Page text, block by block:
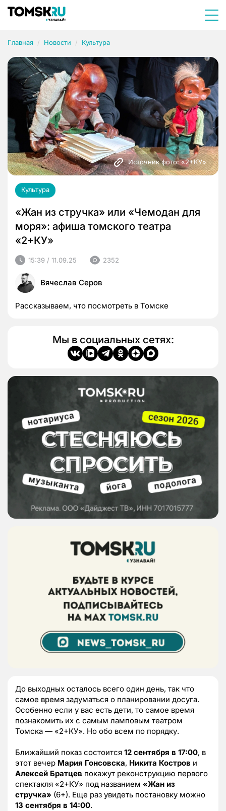
Главная Новости Культура
Источник фото: «2+КУ»
Культура
«Жан из стручка» или «Чемодан для
моря»: афиша томского театра
«2+КУ»
15:39 / 11.09.25 2352
Вячеслав Серов
Рассказываем, что посмотреть в Томске
Мы в социальных сетях:
До выходных осталось всего один день, так что
самое время задуматься о планировании досуга.
Особенно если у вас есть дети, то самое время
познакомить их с самым ламповым театром
Томска — «2+КУ». Но обо всем по порядку.
Ближайший показ состоится 12 сентября в 17:00, в
этот вечер Мария Гонсовска, Никита Костров и
Алексей Братцев покажут реконструкцию первого
спектакля «2+КУ» под названием «Жан из
стручка» (6+). Еще раз увидеть постановку можно
13 сентября в 14:00.